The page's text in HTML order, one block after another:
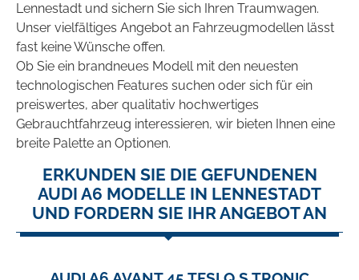
Lennestadt und sichern Sie sich Ihren Traumwagen.
Unser vielfältiges Angebot an Fahrzeugmodellen lässt
fast keine Wünsche offen.
Ob Sie ein brandneues Modell mit den neuesten
technologischen Features suchen oder sich für ein
preiswertes, aber qualitativ hochwertiges
Gebrauchtfahrzeug interessieren, wir bieten Ihnen eine
breite Palette an Optionen.
ERKUNDEN SIE DIE GEFUNDENEN
AUDI A6 MODELLE IN LENNESTADT
UND FORDERN SIE IHR ANGEBOT AN